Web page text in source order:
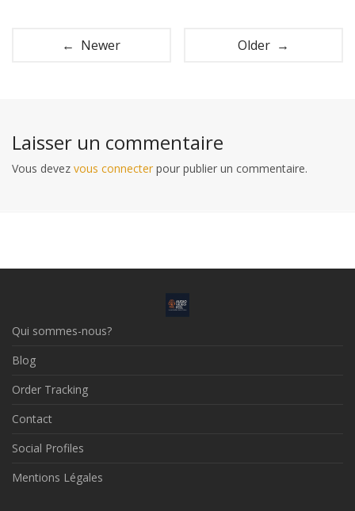
← Newer Older →
Laisser un commentaire
Vous devez vous connecter pour publier un commentaire.
Qui sommes-nous?
Blog
Order Tracking
Contact
Social Profiles
Mentions Légales